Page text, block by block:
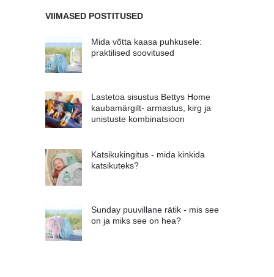
VIIMASED POSTITUSED
Mida võtta kaasa puhkusele:
praktilised soovitused
Lastetoa sisustus Bettys Home
kaubamärgilt- armastus, kirg ja
unistuste kombinatsioon
Katsikukingitus - mida kinkida
katsikuteks?
Sunday puuvillane rätik - mis see
on ja miks see on hea?